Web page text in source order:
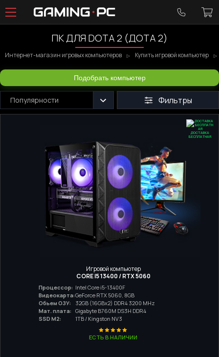
ПК ДЛЯ DOTA 2 (ДОТА 2)
Интернет-магазин игровых компьютеров Купить игровой компьютер
Подобрать компьютер
Популярности Фильтры
ДОСТАВКА
БЕСПЛАТНАЯ
Игровой компьютер
CORE I5 13400 / RTX 5060
Процессор: Intel Core i5-13400F
Видеокарта:GeForce RTX 5060, 8GB
Обьем ОЗУ:
32GB (16GBx2) DDR4 3200 MHz
Мат. плата:
Gigabyte B760M DS3H DDR4
SSD M2:
1TB / Kingston NV3
ЕСТЬ В НАЛИЧИИ